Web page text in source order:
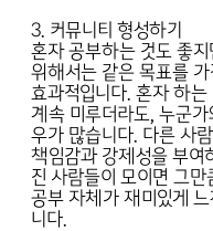
3. 커뮤니티 형성하기
혼자 공부하는 것도 좋지
위해서는 같은 목표를
효과적입니다. 혼자 하는
계속 미루더라도, 누군
우가 많습니다. 다른 사
책임감과 강제성을 부여
진 사람들이 모이면 그
공부 자체가 재미있게
니다.